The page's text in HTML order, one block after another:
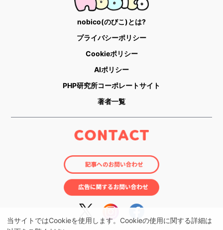
当サイトではCookieを使用します。Cookieの使用に関する詳細は
nobico(のびこ)とは?
プライバシーポリシー
Cookieポリシー
AIポリシー
PHP研究所コーポレートサイト
著者一覧